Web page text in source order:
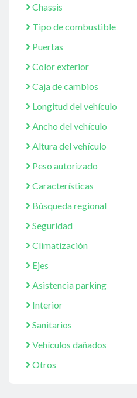
Chassis
Tipo de combustible
Puertas
Color exterior
Caja de cambios
Longitud del vehículo
Ancho del vehículo
Altura del vehículo
Peso autorizado
Características
Búsqueda regional
Seguridad
Climatización
Ejes
Asistencia parking
Interior
Sanitarios
Vehículos dañados
Otros